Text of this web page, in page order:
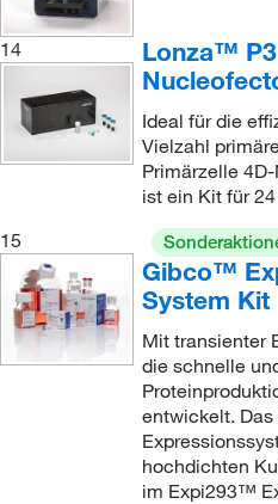
14
Lonza™
Ideal für die
Vielzahl
Primärzelle
ist ein Kit für
15
Gibco™
System Kit
Mit transienter
die schnelle
entwickelt.
hochdichten
im Expi293™